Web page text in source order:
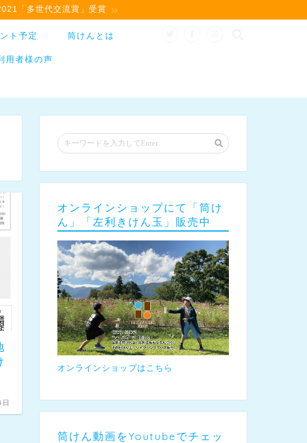
「多世代交流賞」受賞
ト予定 筒けんとは
用者様の声
オンラインショップにて「筒け
ん」「左利きけん玉」販売中
オンラインショップはこちら
筒けん動画をYoutubeでチェッ